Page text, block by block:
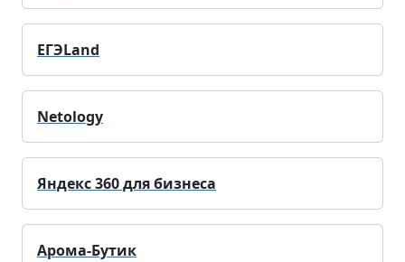
ЕГЭLand
Netology
Яндекс 360 для бизнеса
Арома-Бутик